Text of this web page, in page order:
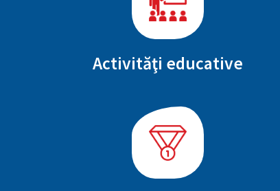
Activităţi educative